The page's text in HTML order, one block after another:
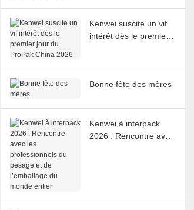
Kenwei suscite un vif
intérêt dès le premier
Bonne fête des mères
Kenwei à interpack
2026 : Rencontre avec